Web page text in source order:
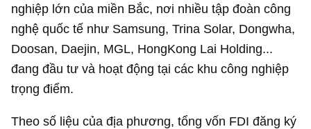
nghiệp lớn của miền Bắc, nơi nhiều tập đoàn công
nghệ quốc tế như Samsung, Trina Solar, Dongwha,
Doosan, Daejin, MGL, HongKong Lai Holding...
đang đầu tư và hoạt động tại các khu công nghiệp
trọng điểm.
Theo số liệu của địa phương, tổng vốn FDI đăng ký